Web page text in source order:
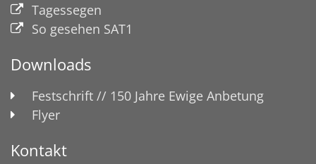
Tagessegen
So gesehen SAT1
Downloads
Festschrift // 150 Jahre Ewige Anbetung
Flyer
Kontakt